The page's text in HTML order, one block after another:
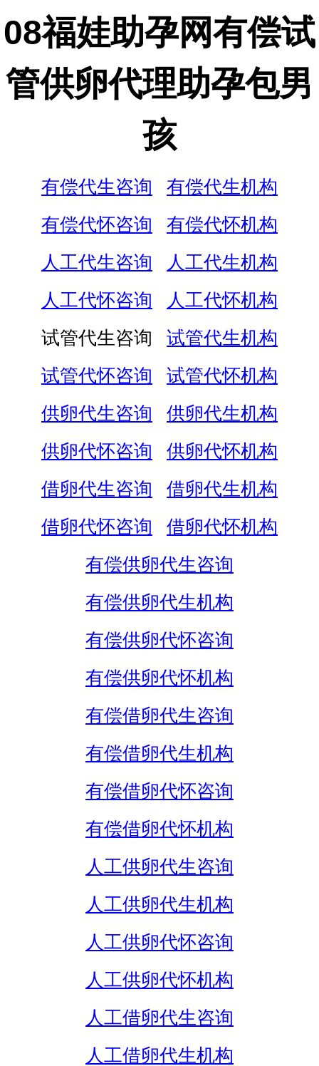
08福娃助孕网有偿试
管供卵代理助孕包男
孩
有偿代生咨询
有偿代生机构
有偿代怀咨询
有偿代怀机构
人工代生咨询
人工代生机构
人工代怀咨询
人工代怀机构
试管代生咨询
试管代生机构
试管代怀咨询
试管代怀机构
供卵代生咨询
供卵代生机构
供卵代怀咨询
供卵代怀机构
借卵代生咨询
借卵代生机构
借卵代怀咨询
借卵代怀机构
有偿供卵代生咨询
有偿供卵代生机构
有偿供卵代怀咨询
有偿供卵代怀机构
有偿借卵代生咨询
有偿借卵代生机构
有偿借卵代怀咨询
有偿借卵代怀机构
人工供卵代生咨询
人工供卵代生机构
人工供卵代怀咨询
人工供卵代怀机构
人工借卵代生咨询
人工借卵代生机构